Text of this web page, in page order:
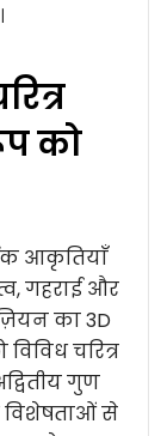
को
आकृतियाँ
गहराई और
का 3D
चरित्र
गुण
विशेषताओं से